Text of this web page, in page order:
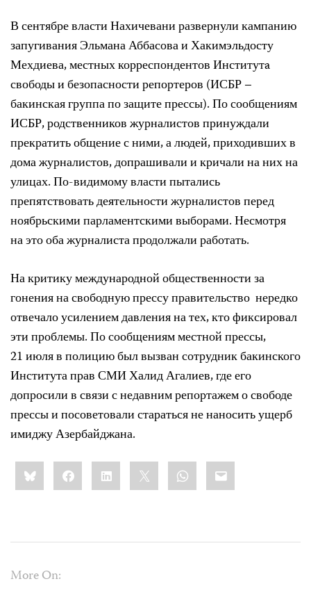
В сентябре власти Нахичевани развернули кампанию
запугивания Эльмана Аббасова и Хакимэльдосту
Мехдиева, местных корреспондентов Институтa
свободы и безопасности репортеров (ИСБР –
бакинская группа по защите прессы). По сообщениям
ИСБР, родственников журналистов принуждали
прекратить общение с ними, а людей, приходивших в
дома журналистов, допрашивали и кричали на них на
улицах. По-видимому власти пытались
препятствовать деятельности журналистов перед
ноябрьскими парламентскими выборами. Несмотря
на это оба журналиста продолжали работать.
На критику международной общественности за
гонения на свободную прессу правительство нередко
отвечало усилением давления на тех, кто фиксировал
эти проблемы. По сообщениям местной прессы,
21 июля в полицию был вызван сотрудник бакинского
Института прав СМИ Халид Агалиев, где его
допросили в связи с недавним репортажем о свободе
прессы и посоветовали стараться не наносить ущерб
имиджу Азербайджана.
Share
this:BlueskyFacebookLinkedIn WhatsApp
Email
More On: